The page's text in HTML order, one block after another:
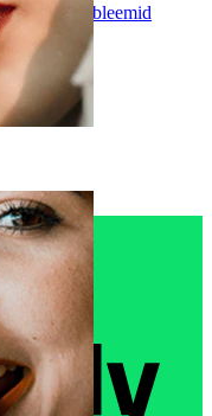
Levinud Probleemid